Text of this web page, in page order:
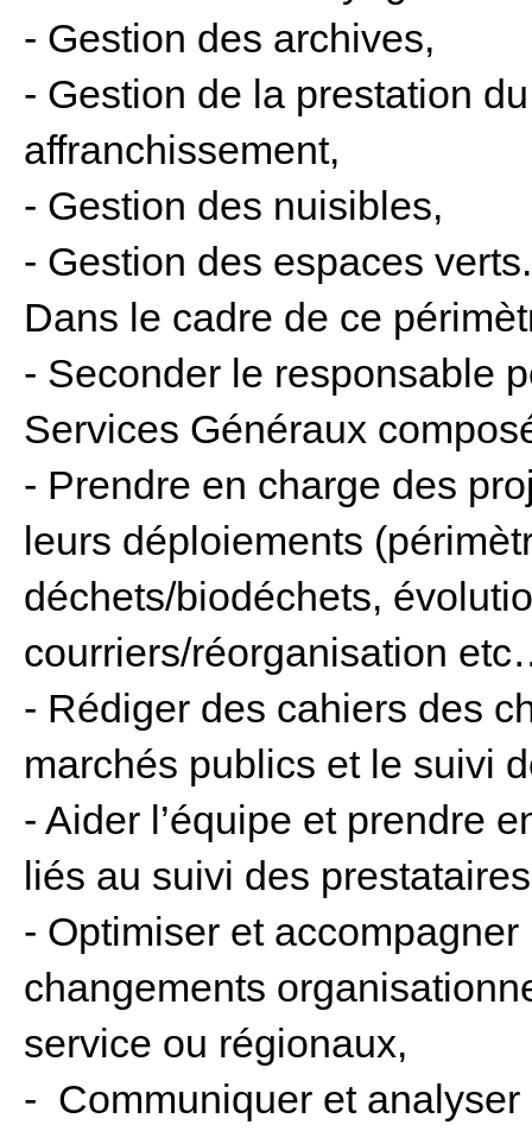
- Gestion des archives,
- Gestion de la prestation
affranchissement,
- Gestion des nuisibles,
- Gestion des espaces
Dans le cadre de ce
- Seconder le responsable
Services Généraux
- Prendre en charge des
leurs déploiements
déchets/biodéchets,
courriers/réorganisation
- Rédiger des cahiers des
marchés publics et le suivi
- Aider l’équipe et prendre
liés au suivi des
- Optimiser et
changements
service ou régionaux,
- Communiquer et